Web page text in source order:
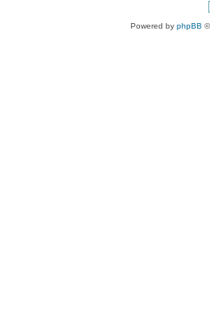
Powered by phpBB